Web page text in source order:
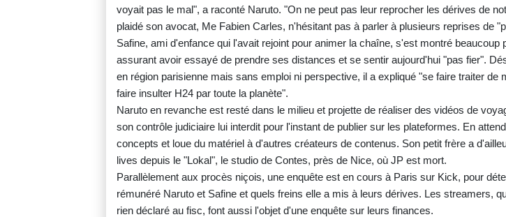
voyait pas le mal", a raconté Naruto. "On ne peut pas leur reprocher les dérives de
plaidé son avocat, Me Fabien Carles, n'hésitant pas à parler à plusieurs reprises de
Safine, ami d'enfance qui l'avait rejoint pour animer la chaîne, s'est montré beaucoup
assurant avoir essayé de prendre ses distances et se sentir aujourd'hui "pas fier".
en région parisienne mais sans emploi ni perspective, il a expliqué "se faire traiter de
faire insulter H24 par toute la planète".
Naruto en revanche est resté dans le milieu et projette de réaliser des vidéos de
son contrôle judiciaire lui interdit pour l'instant de publier sur les plateformes. En
concepts et loue du matériel à d'autres créateurs de contenus. Son petit frère a
lives depuis le "Lokal", le studio de Contes, près de Nice, où JP est mort.
Parallèlement aux procès niçois, une enquête est en cours à Paris sur Kick, pour
rémunéré Naruto et Safine et quels freins elle a mis à leurs dérives. Les streamers,
rien déclaré au fisc, font aussi l'objet d'une enquête sur leurs finances.